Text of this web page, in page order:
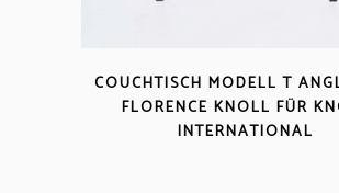
COUCHTISCH MODELL T
FLORENCE KNOLL FÜR
INTERNATIONAL